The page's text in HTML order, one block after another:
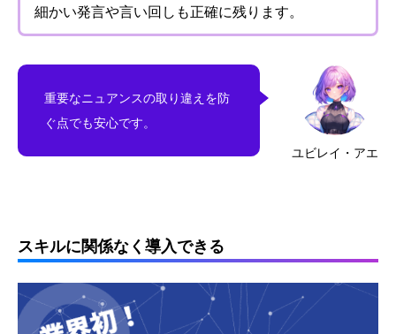
細かい発言や言い回しも正確に残ります。
ユビレイ・アエ
重要なニュアンスの取り違えを防
ぐ点でも安心です。
スキルに関係なく導入できる